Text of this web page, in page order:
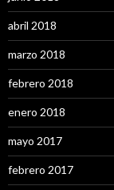
abril 2018
marzo 2018
febrero 2018
enero 2018
mayo 2017
febrero 2017